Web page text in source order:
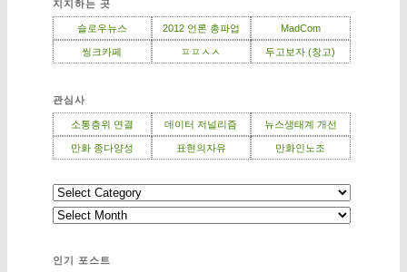
지지하는 곳
슬로우뉴스 2012 언론 총파업 MadCom
씽크카페 ㅍㅍㅅㅅ 두고보자 (창고)
관심사
소통층위 연결 데이터 저널리즘 뉴스생태계 개선
만화 종다양성 표현의자유 만화인노조
인기 포스트